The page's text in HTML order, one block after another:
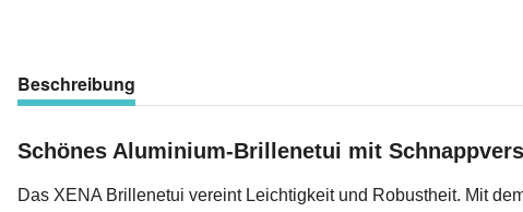
Beschreibung
Schönes Aluminium-Brillenetui mit
Das XENA Brillenetui vereint Leichtigkeit und Robustheit. Mit